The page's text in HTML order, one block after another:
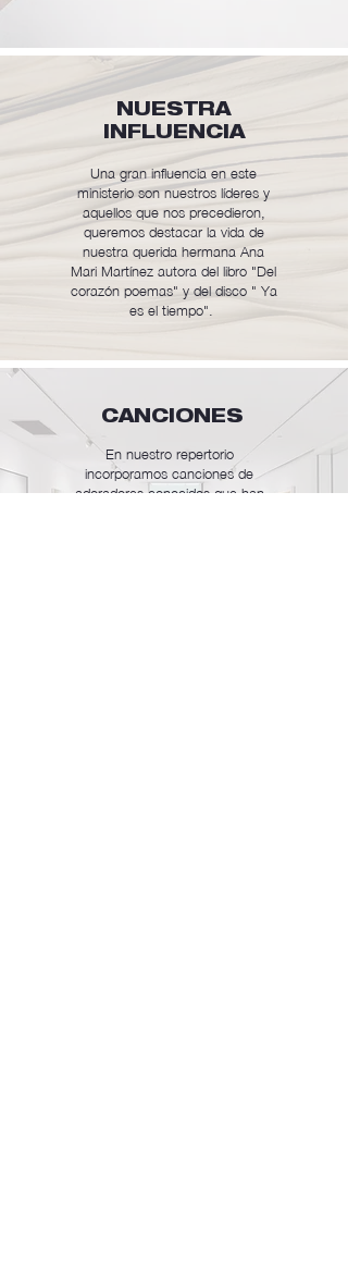
NUESTRA
INFLUENCIA
Una gran influencia en este
ministerio son nuestros líderes y
aquellos que nos precedieron,
queremos destacar la vida de
nuestra querida hermana Ana
Mari Martínez autora del libro "Del
corazón poemas" y del disco " Ya
es el tiempo".
CANCIONES
En nuestro repertorio
incorporamos canciones de
adoradores conocidos que han